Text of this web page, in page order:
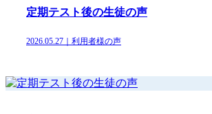
定期テスト後の生徒の声
2026.05.27｜利用者様の声